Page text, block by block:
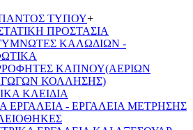
ΠΑΝΤΟΣ ΤΥΠΟΥ+
ΠΡΟΣΤΑΣΙΑ
ΚΑΛΩΔΙΩΝ -
ΚΑΠΝΟΥ(ΑΕΡΙΩΝ
ΚΟΛΛΗΣΗΣ)
ΚΛΕΙΔΙΑ
ΕΡΓΑΛΕΙΑ - ΕΡΓΑΛΕΙΑ ΜΕΤΡΗΣΗΣ